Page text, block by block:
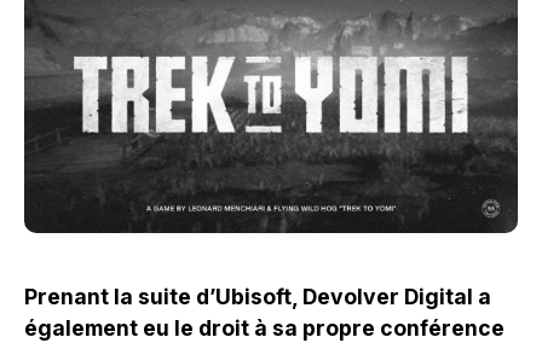
Prenant la suite d’Ubisoft, Devolver Digital a
également eu le droit à sa propre conférence